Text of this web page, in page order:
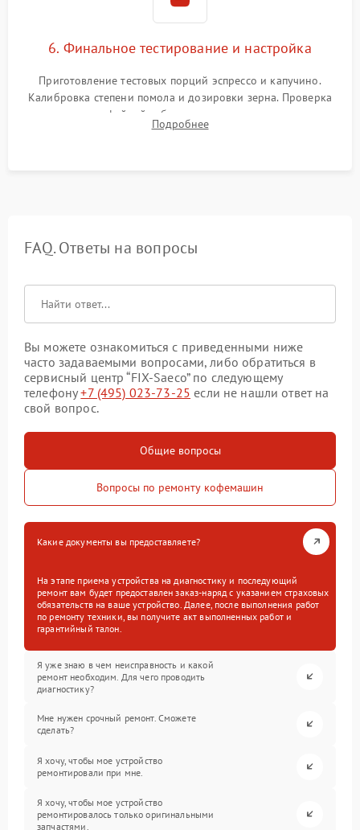
6. Финальное тестирование и настройка
Приготовление тестовых порций эспрессо и капучино.
Калибровка степени помола и дозировки зерна. Проверка
плотности кофейной таблетки, температуры напитка и
качества молочной пены. Контроль отсутствия посторонних
Подробнее
FAQ. Ответы на вопросы
Вы можете ознакомиться с приведенными ниже
часто задаваемыми вопросами, либо обратиться в
сервисный центр “FIX-Saeco” по следующему
телефону+7 (495) 023-73-25 если не нашли ответ на
свой вопрос.
Общие вопросы
Вопросы по ремонту кофемашин
Какие документы вы предоставляете?
На этапе приема устройства на диагностику и последующий
ремонт вам будет предоставлен заказ-наряд с указанием страховых
обязательств на ваше устройство. Далее, после выполнения работ
по ремонту техники, вы получите акт выполненных работ и
гарантийный талон.
Я уже знаю в чем неисправность и какой
ремонт необходим. Для чего проводить
диагностику?
Мне нужен срочный ремонт. Сможете
сделать?
Я хочу, чтобы мое устройство
ремонтировали при мне.
Я хочу, чтобы мое устройство
ремонтировалось только оригинальными
запчастями.